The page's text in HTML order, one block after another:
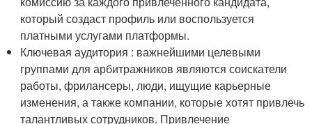
который создаст профиль или воспользуется
платными услугами платформы.
Ключевая аудитория : важнейшими целевыми
группами для арбитражников являются соискатели
работы, фрилансеры, люди, ищущие карьерные
изменения, а также компании, которые хотят привлечь
талантливых сотрудников. Привлечение